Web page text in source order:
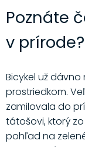
Poznáte
v prírode?
Bicykel už
prostriedkom.
zamilovala do
tátošovi, ktorý
pohľad na